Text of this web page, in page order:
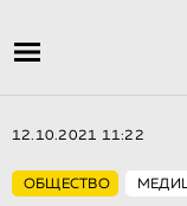
12.10.2021 11:22
ОБЩЕСТВО